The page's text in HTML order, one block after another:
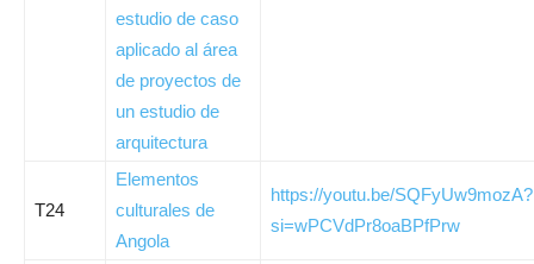
estudio de caso
aplicado al área
de proyectos de
un estudio de
arquitectura
T24
Elementos
culturales de
Angola
https://youtu.be/SQFyUw9mozA?
si=wPCVdPr8oaBPfPrw